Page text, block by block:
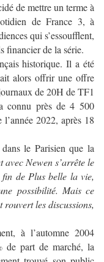
de mettre un terme à
de France 3, à
qui s’essoufflent,
financier de la série.
historique. Il a été
alors offrir une offre
de 20H de TF1
connu près de 4 500
2022, après 18
le Parisien que la
avec Newen s’arrête le
fin de Plus belle la vie,
possibilité. Mais ce
rouvert les discussions,
à l’automne 2004
de part de marché, la